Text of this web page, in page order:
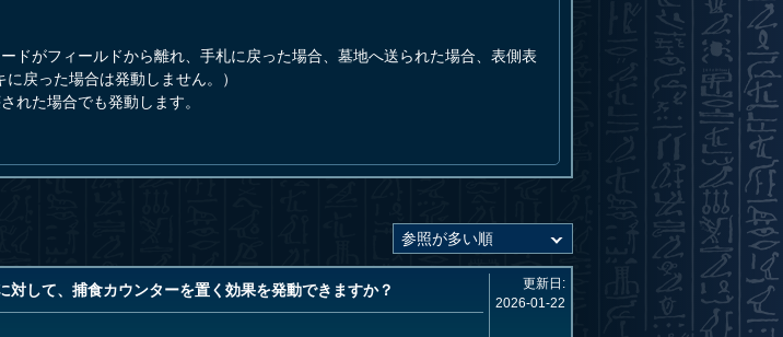
ドがフィールドから離れ、手札に戻った場合、墓地へ送られた場合、表側表
戻った場合は発動しません。）
れた場合でも発動します。
して、捕食カウンターを置く効果を発動できますか？
更新日:
2026-01-22